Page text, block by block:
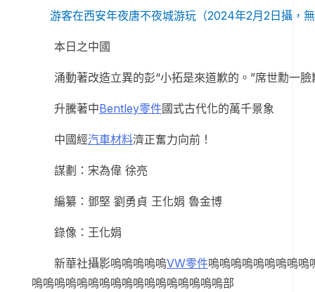
游客在西安年夜唐不夜城游玩（2024年2月2日攝，
本日之中國
涌動著改造立異的彭“小拓是來道歉的。”席世勳一
升騰著中Bentley零件國式古代化的萬千景象
中國經汽車材料濟正奮力向前！
謀劃：宋為偉 徐亮
編纂：鄧堅 劉勇貞 王化娟 魯金博
錄像：王化娟
新華社攝影嗚嗚嗚嗚嗚VW零件嗚嗚嗚嗚嗚嗚嗚嗚嗚
嗚嗚嗚嗚嗚嗚嗚嗚嗚嗚嗚嗚嗚嗚嗚嗚嗚部